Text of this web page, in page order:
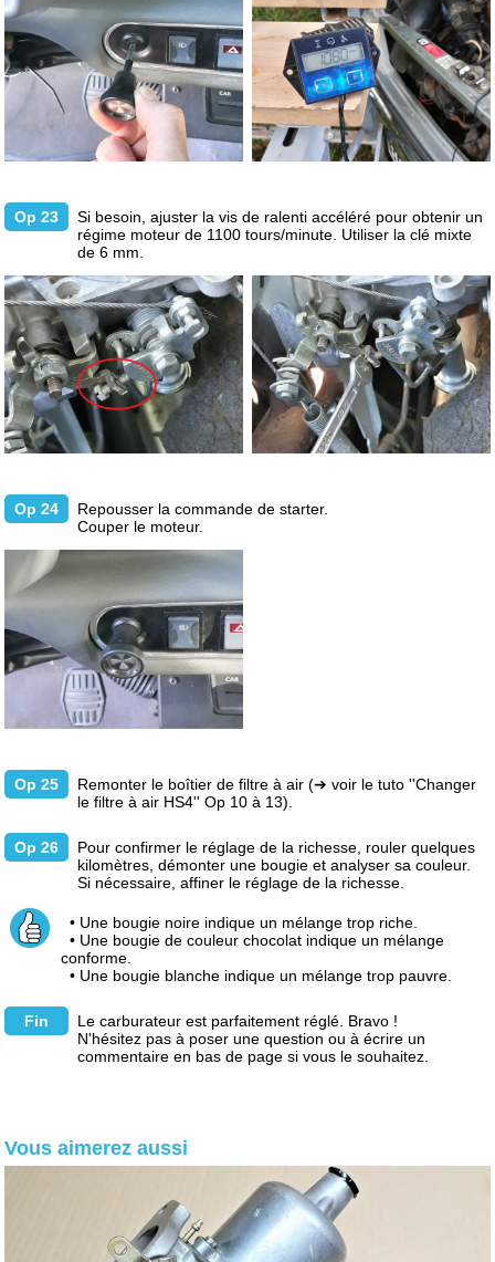
Op 23
Si besoin, ajuster la vis de ralenti accéléré pour obtenir un
régime moteur de 1100 tours/minute. Utiliser la clé mixte
de 6 mm.
Op 24
Repousser la commande de starter.
Couper le moteur.
Op 25 Remonter le boîtier de filtre à air(➔ voir le tuto ''Changer
le filtre à air HS4'' Op 10 à 13).
Op 26
Pour confirmer le réglage de la richesse, rouler quelques
kilomètres, démonter une bougie et analyser sa couleur.
Si nécessaire, affiner le réglage de la richesse.
• Une bougie noire indique un mélange trop riche.
• Une bougie de couleur chocolat indique un mélange
conforme.
• Une bougie blanche indique un mélange trop pauvre.
Fin
Le carburateur est parfaitement réglé. Bravo !
N'hésitez pas à poser une question ou à écrire un
commentaire en bas de page si vous le souhaitez.
Vous aimerez aussi